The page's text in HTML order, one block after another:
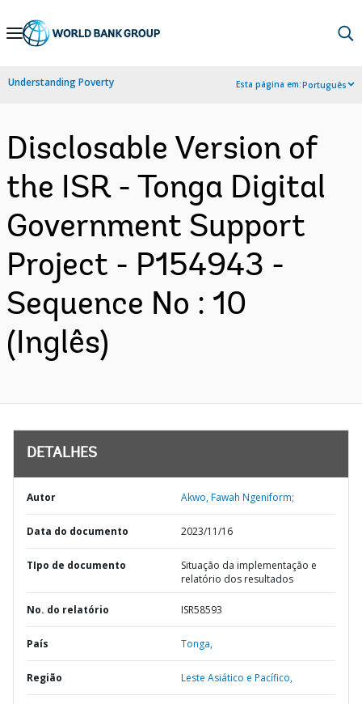
Skip
Navigation
Understanding Poverty Esta página em:Português
Disclosable Version of
the ISR - Tonga Digital
Government Support
Project - P154943 -
Sequence No : 10
(Inglês)
DETALHES
Autor Akwo, Fawah Ngeniform;
Data do documento 2023/11/16
TIpo de documento
Situação da implementação e
relatório dos resultados
No. do relatório ISR58593
País Tonga,
Região Leste Asiático e Pacífico,